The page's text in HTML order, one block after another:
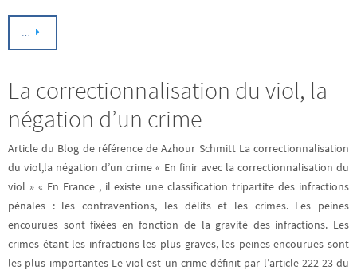
…
La correctionnalisation du viol, la
négation d’un crime
Article du Blog de référence de Azhour Schmitt La correctionnalisation
du viol,la négation d’un crime « En finir avec la correctionnalisation du
viol » « En France , il existe une classification tripartite des infractions
pénales : les contraventions, les délits et les crimes. Les peines
encourues sont fixées en fonction de la gravité des infractions. Les
crimes étant les infractions les plus graves, les peines encourues sont
les plus importantes Le viol est un crime définit par l’article 222-23 du